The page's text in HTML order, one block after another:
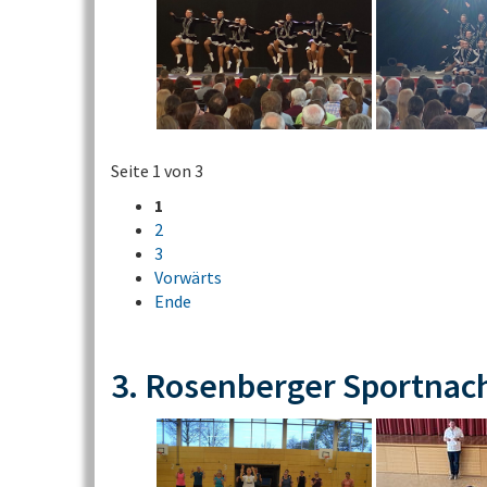
Seite 1 von 3
1
2
3
Vorwärts
Ende
3. Rosenberger